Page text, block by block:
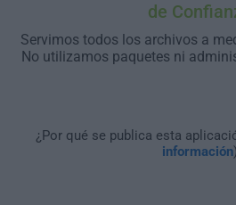
de
Servimos todos los archivos a
No utilizamos paquetes ni
¿Por qué se publica esta
información)